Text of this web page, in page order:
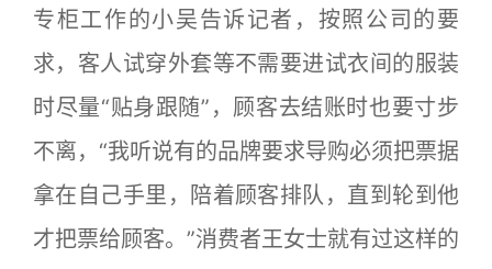
专柜工作的小吴告诉记者，按照公司的要
求，客人试穿外套等不需要进试衣间的服装
时尽量“贴身跟随”，顾客去结账时也要寸步
不离，“我听说有的品牌要求导购必须把票据
拿在自己手里，陪着顾客排队，直到轮到他
才把票给顾客。”消费者王女士就有过这样的